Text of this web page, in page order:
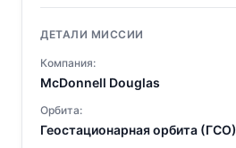
ДЕТАЛИ МИССИИ
Компания:
McDonnell Douglas
Орбита:
Геостационарная орбита (ГСО)